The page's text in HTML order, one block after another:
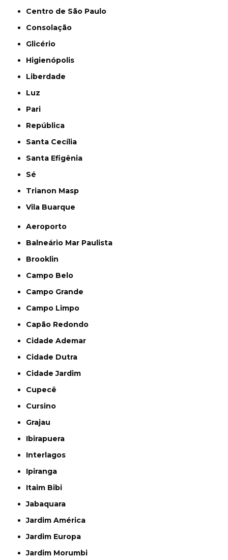
Centro de São Paulo
Consolação
Glicério
Higienópolis
Liberdade
Luz
Pari
República
Santa Cecília
Santa Efigênia
Sé
Trianon Masp
Vila Buarque
Aeroporto
Balneário Mar Paulista
Brooklin
Campo Belo
Campo Grande
Campo Limpo
Capão Redondo
Cidade Ademar
Cidade Dutra
Cidade Jardim
Cupecê
Cursino
Grajau
Ibirapuera
Interlagos
Ipiranga
Itaim Bibi
Jabaquara
Jardim América
Jardim Europa
Jardim Morumbi